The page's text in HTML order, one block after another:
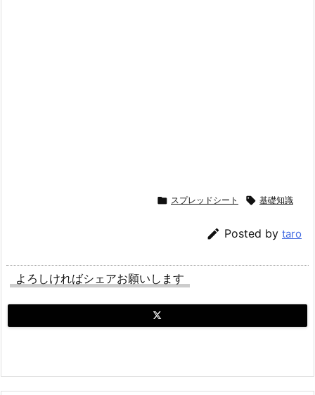
 スプレッドシート  基礎知識
 Posted by taro
よろしければシェアお願いします